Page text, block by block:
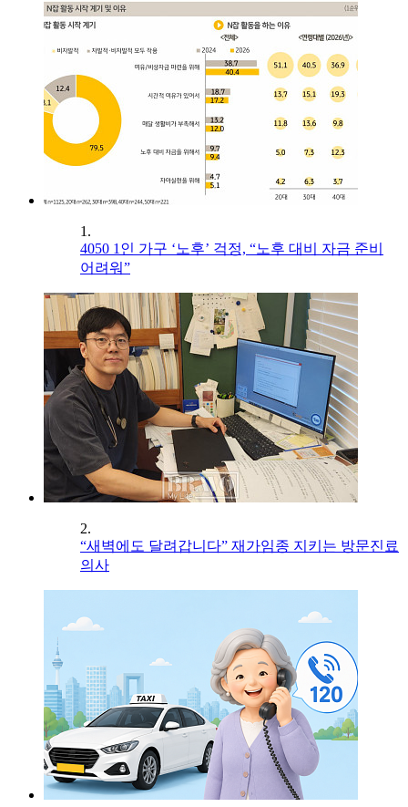
1.
4050 1인 가구 ‘노후’ 걱정, “노후 대비 자금 준비
어려워”
2.
“새벽에도 달려갑니다” 재가임종 지키는 방문진료
의사